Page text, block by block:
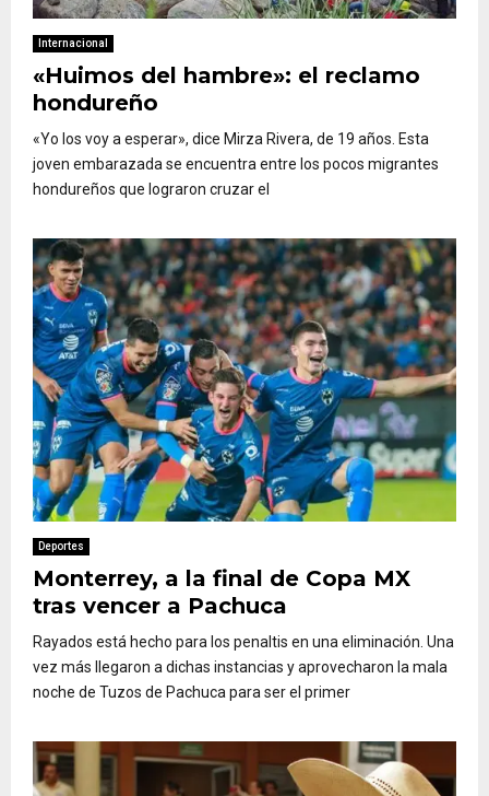
Internacional
«Huimos del hambre»: el reclamo
hondureño
«Yo los voy a esperar», dice Mirza Rivera, de 19 años. Esta
joven embarazada se encuentra entre los pocos migrantes
hondureños que lograron cruzar el
Deportes
Monterrey, a la final de Copa MX
tras vencer a Pachuca
Rayados está hecho para los penaltis en una eliminación. Una
vez más llegaron a dichas instancias y aprovecharon la mala
noche de Tuzos de Pachuca para ser el primer